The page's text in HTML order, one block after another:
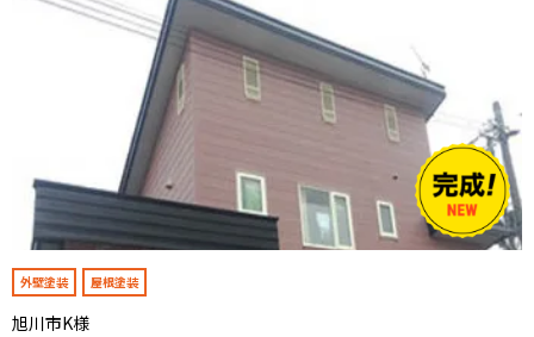
外壁塗装 屋根塗装
旭川市K様